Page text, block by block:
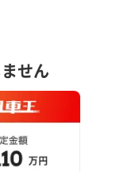
せん